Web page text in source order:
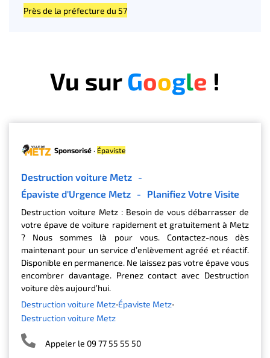
Près de la préfecture du 57
Vu surGoogle !
Sponsorisé · Épaviste
Destruction voiture Metz -
Épaviste d'Urgence Metz - Planifiez Votre Visite
Destruction voiture Metz : Besoin de vous débarrasser de
votre épave de voiture rapidement et gratuitement à Metz
? Nous sommes là pour vous. Contactez-nous dès
maintenant pour un service d’enlèvement agréé et réactif.
Disponible en permanence. Ne laissez pas votre épave vous
encombrer davantage. Prenez contact avec Destruction
voiture dès aujourd’hui.
Destruction voiture Metz
Épaviste Metz
Destruction voiture Metz
Appeler le 09 77 55 55 50